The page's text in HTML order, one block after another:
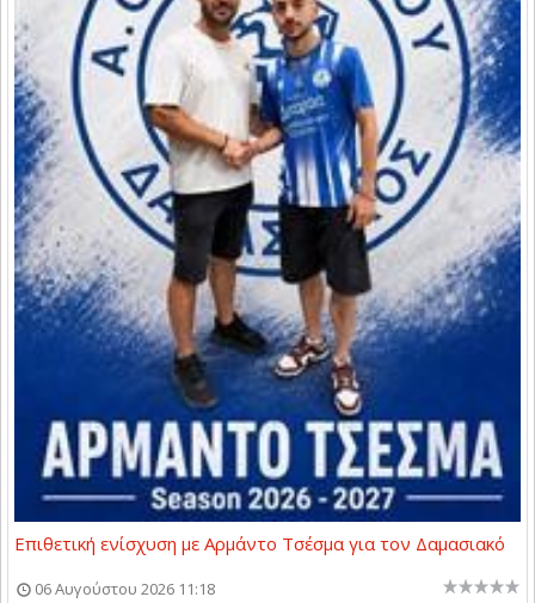
Επιθετική ενίσχυση με Αρμάντο Τσέσμα για τον Δαμασιακό
06 Αυγούστου 2026 11:18